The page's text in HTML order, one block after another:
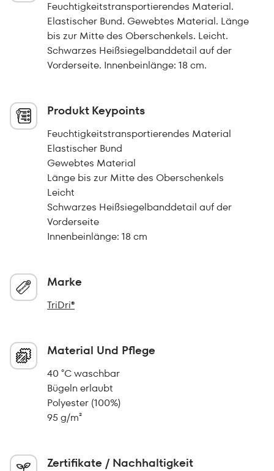
Feuchtigkeitstransportierendes Material.
Elastischer Bund. Gewebtes Material. Länge
bis zur Mitte des Oberschenkels. Leicht.
Schwarzes Heißsiegelbanddetail auf der
Vorderseite. Innenbeinlänge: 18 cm.
Produkt Keypoints
Feuchtigkeitstransportierendes Material
Elastischer Bund
Gewebtes Material
Länge bis zur Mitte des Oberschenkels
Leicht
Schwarzes Heißsiegelbanddetail auf der
Vorderseite
Innenbeinlänge: 18 cm
Marke
TriDri®
Material Und Pflege
40 °C waschbar
Bügeln erlaubt
Polyester (100%)
95 g/m²
Zertifikate / Nachhaltigkeit